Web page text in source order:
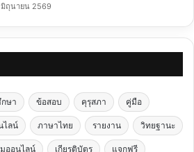
ถุนายน 2569
ษา ข้อสอบ คุรุสภา คู่มือ
ไลน์ ภาษาไทย รายงาน วิทยฐานะ
ออนไลน์ เกียรติบัตร แจกฟรี